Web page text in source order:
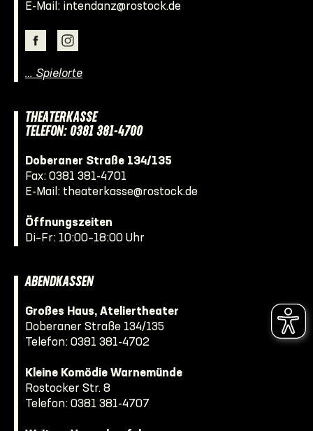
E-Mail: intendanz@rostock.de
… Spielorte
THEATERKASSE
TELEFON: 0381 381-4700
Doberaner Straße 134/135
Fax: 0381 381-4701
E-Mail: theaterkasse@rostock.de
Öffnungszeiten
Di–Fr: 10:00–18:00 Uhr
ABENDKASSEN
Großes Haus, Ateliertheater
Doberaner Straße 134/135
Telefon: 0381 381-4702
Kleine Komödie Warnemünde
Rostocker Str. 8
Telefon: 0381 381-4707